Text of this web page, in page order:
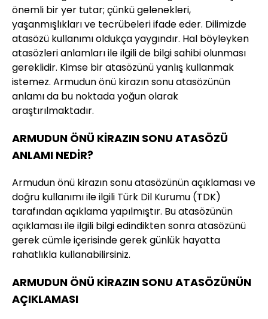
önemli bir yer tutar; çünkü gelenekleri,
yaşanmışlıkları ve tecrübeleri ifade eder. Dilimizde
atasözü kullanımı oldukça yaygındır. Hal böyleyken
atasözleri anlamları ile ilgili de bilgi sahibi olunması
gereklidir. Kimse bir atasözünü yanlış kullanmak
istemez. Armudun önü kirazın sonu atasözünün
anlamı da bu noktada yoğun olarak
araştırılmaktadır.
ARMUDUN ÖNÜ KİRAZIN SONU ATASÖZÜ
ANLAMI NEDİR?
Armudun önü kirazın sonu atasözünün açıklaması ve
doğru kullanımı ile ilgili Türk Dil Kurumu (TDK)
tarafından açıklama yapılmıştır. Bu atasözünün
açıklaması ile ilgili bilgi edindikten sonra atasözünü
gerek cümle içerisinde gerek günlük hayatta
rahatlıkla kullanabilirsiniz.
ARMUDUN ÖNÜ KİRAZIN SONU ATASÖZÜNÜN
AÇIKLAMASI